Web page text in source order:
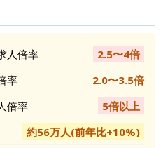
人倍率
2.5〜4倍
率
2.0〜3.5倍
倍率
5倍以上
約56万人(前年比+10%)